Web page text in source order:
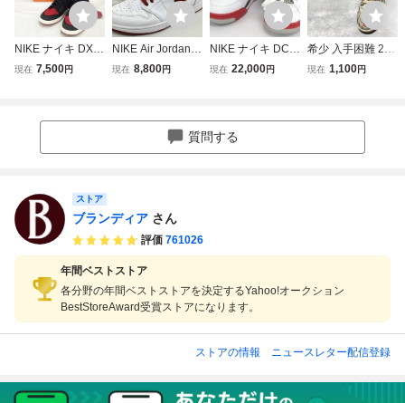
NIKE ナイキ DX4
981-006 Air Jorda
現在 7,500円
NIKE Air Jordan 1
High OG Metallic
メタリック レッド
メンズ スニーカー
現在 8,800円
NIKE ナイキ DC7
770-160 エア ジョ
ーカー サイズ表記
約29.5cm 〓U836
現在 22,000円
希少 入手困難 25
年製 NIKE ナイキ
現在 1,100円
質問する
ストア
ブランディア さん
評価 761026
年間ベストストア
各分野の年間ベストストアを決定するYahoo!オークション
BestStoreAward受賞ストアになります。
ストアの情報 ニュースレター配信登録